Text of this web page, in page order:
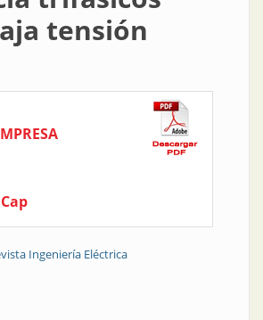
tensión
Ingeniería Eléctrica